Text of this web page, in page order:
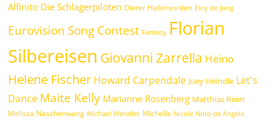
Alfinito Die Schlagerpiloten Dieter Hallervorden Eloy de Jong
Eurovision Song Contest Fantasy Florian
Silbereisen Giovanni Zarrella Heino
Helene Fischer Howard Carpendale Joey Heindle Let's
Dance Maite Kelly Marianne Rosenberg Matthias Reim
Melissa Naschenweng Michael Wendler Michelle Nicole Nino de Angelo